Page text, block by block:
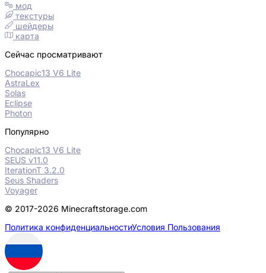
мод
текстуры
шейдеры
карта
Сейчас просматривают
Chocapic13 V6 Lite
AstraLex
Solas
Eclipse
Photon
Популярно
Chocapic13 V6 Lite
SEUS v11.0
IterationT 3.2.0
Seus Shaders
Voyager
© 2017-2026 Minecraftstorage.com
Политика конфиденциальностиУсловия Пользования